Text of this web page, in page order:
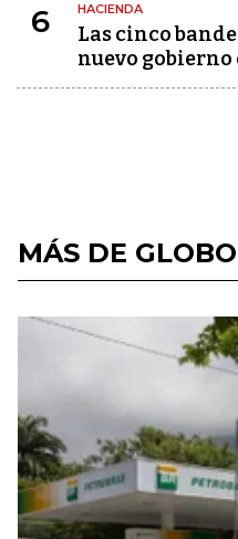
6 HACIENDA
Las cinco
nuevo
MÁS DE